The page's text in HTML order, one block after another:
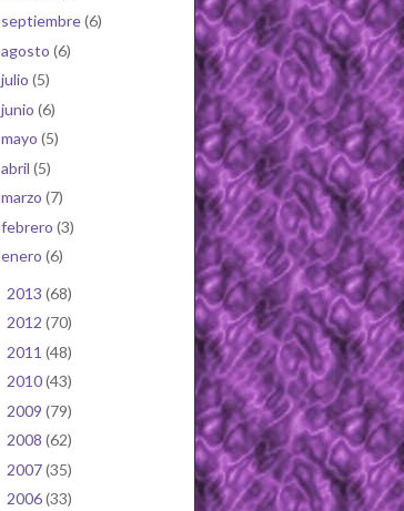
septiembre(6)
agosto (6)
julio (5)
junio (6)
mayo (5)
abril (5)
marzo (7)
febrero (3)
enero (6)
2013 (68)
2012 (70)
2011 (48)
2010(43)
2009 (79)
2008 (62)
2007(35)
2006(33)